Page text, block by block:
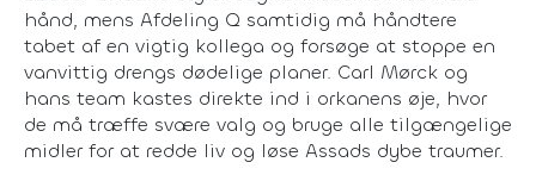
hånd, mens Afdeling Q samtidig må håndtere
tabet af en vigtig kollega og forsøge at stoppe en
vanvittig drengs dødelige planer. Carl Mørck og
hans team kastes direkte ind i orkanens øje, hvor
de må træffe svære valg og bruge alle tilgængelige
midler for at redde liv og løse Assads dybe traumer.